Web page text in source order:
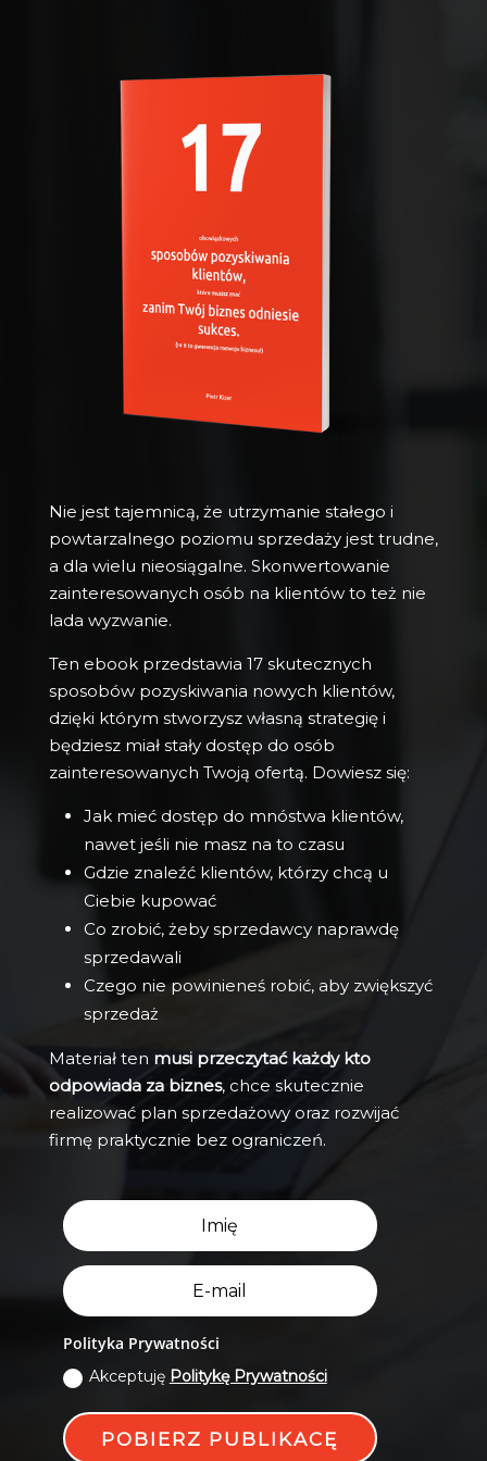
Nie jest tajemnicą, że utrzymanie stałego i
powtarzalnego poziomu sprzedaży jest trudne,
a dla wielu nieosiągalne. Skonwertowanie
zainteresowanych osób na klientów to też nie
lada wyzwanie.
Ten ebook przedstawia 17 skutecznych
sposobów pozyskiwania nowych klientów,
dzięki którym stworzysz własną strategię i
będziesz miał stały dostęp do osób
zainteresowanych Twoją ofertą. Dowiesz się:
Jak mieć dostęp do mnóstwa klientów,
nawet jeśli nie masz na to czasu
Gdzie znaleźć klientów, którzy chcą u
Ciebie kupować
Co zrobić, żeby sprzedawcy naprawdę
sprzedawali
Czego nie powinieneś robić, aby zwiększyć
sprzedaż
Materiał ten musi przeczytać każdy kto
odpowiada za biznes, chce skutecznie
realizować plan sprzedażowy oraz rozwijać
firmę praktycznie bez ograniczeń.
Polityka Prywatności
Akceptuję Politykę Prywatności
POBIERZ PUBLIKACĘ